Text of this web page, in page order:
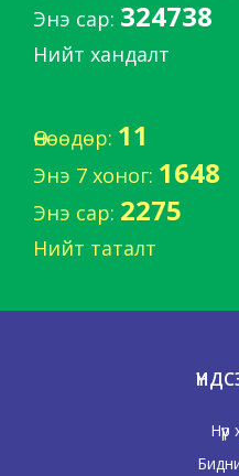
Энэ сар: 324738
Нийт хандалт
Өнөөдөр: 11
Энэ 7 хоног: 1648
Энэ сар: 2275
Нийт таталт